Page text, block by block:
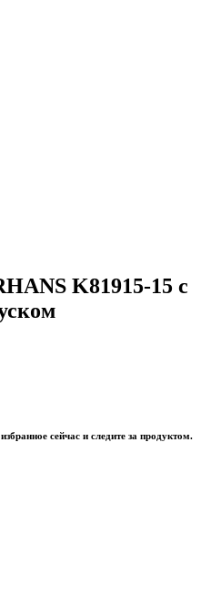
K81915-15 с
сейчас и следите за продуктом.